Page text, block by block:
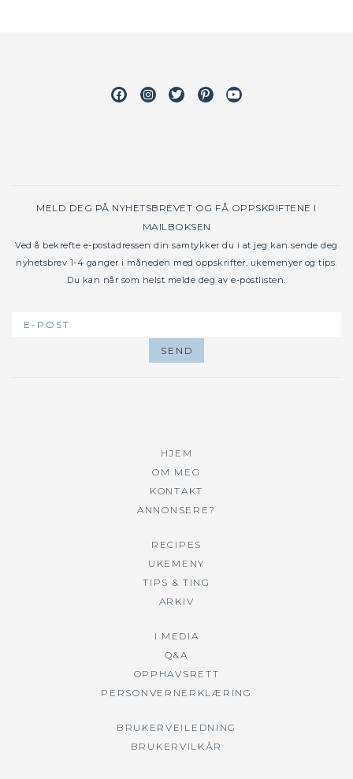
FacebookInstagram
TwitterPinterestYoutube
MELD DEG PÅ NYHETSBREVET OG FÅ OPPSKRIFTENE I
MAILBOKSEN
Ved å bekrefte e-postadressen din samtykker du i at jeg kan sende deg
nyhetsbrev 1-4 ganger i måneden med oppskrifter, ukemenyer og tips.
Du kan når som helst melde deg av e-postlisten.
HJEM
OM MEG
KONTAKT
ANNONSERE?
RECIPES
UKEMENY
TIPS & TING
ARKIV
I MEDIA
Q&A
OPPHAVSRETT
PERSONVERNERKLÆRING
BRUKERVEILEDNING
BRUKERVILKÅR